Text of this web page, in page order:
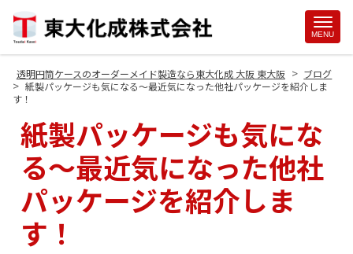
MENU
透明円筒ケースのオーダーメイド製造なら東大化成 大阪 東大阪 > ブログ
> 紙製パッケージも気になる～最近気になった他社パッケージを紹介しま
す！
紙製パッケージも気にな
る～最近気になった他社
パッケージを紹介しま
す！
Site
Footer